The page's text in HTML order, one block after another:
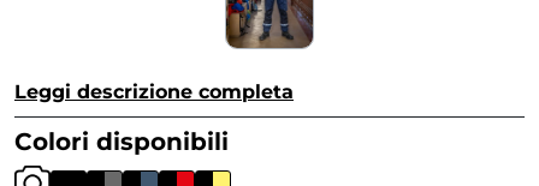
Leggi descrizione completa
Colori disponibili